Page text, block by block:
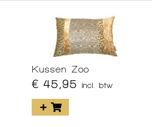
Kussen Zoo
€ 45,95 incl. btw